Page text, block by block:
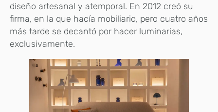
diseño artesanal y atemporal. En 2012 creó su
firma, en la que hacía mobiliario, pero cuatro años
más tarde se decantó por hacer luminarias,
exclusivamente.